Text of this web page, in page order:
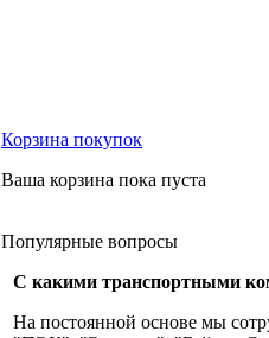
Корзина покупок
Ваша корзина пока пуста
Популярные вопросы
С какими транспортными
На постоянной основе мы